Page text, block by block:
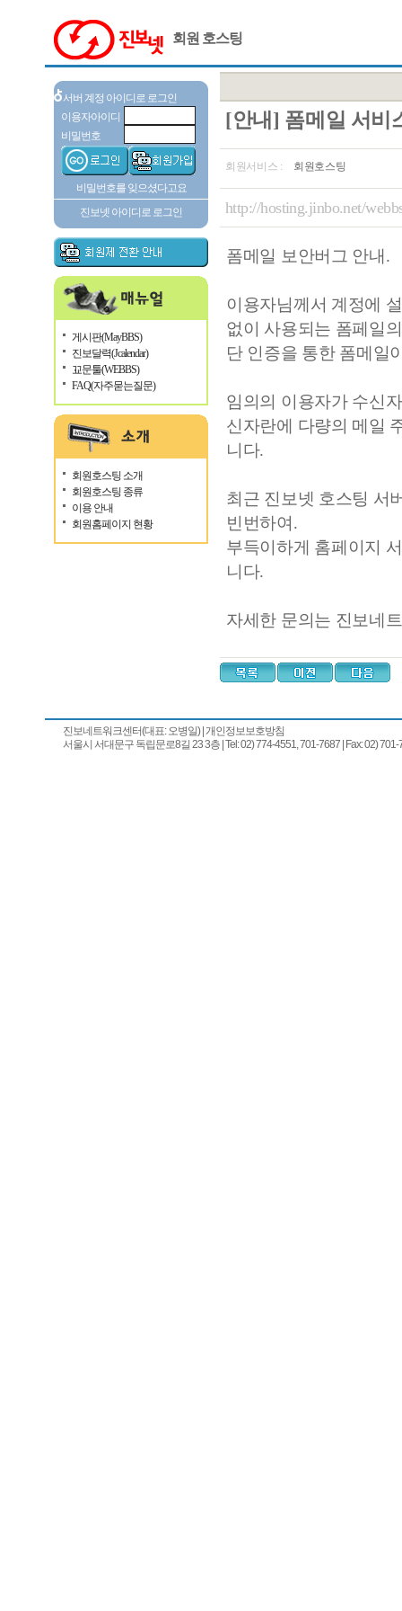
회원 호스팅
서버 계정 아이디로 로그인
이용자아이디
비밀번호
비밀번호를 잊으셨다고요
진보넷 아이디로 로그인
게시판(MayBBS)
진보달력(Jcalendar)
꾜문툴(WEBBS)
FAQ(자주묻는질문)
회원호스팅 소개
회원호스팅 종류
이용 안내
회원홈페이지 현황
[안내] 폼메일 서비
회원서비스 : 회원호스팅
http://hosting.jinbo.net/
폼메일 보안버그 안내.
이용자님께서 계정에
없이 사용되는 폼페일
단 인증을 통한 폼메일
임의의 이용자가 수신
신자란에 다량의 메일
니다.
최근 진보넷 호스팅 서
빈번하여.
부득이하게 홈페이지
니다.
자세한 문의는 진보네
진보네트워크센터(대표: 오병일)| 개인정보보호방침
서울시 서대문구 독립문로8길 23 3층 | Tel: 02) 774-4551, 701-7687 | Fax: 02) 701-